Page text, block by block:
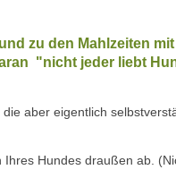
zu den Mahlzeiten
"nicht jeder liebt
aber eigentlich
Ihres Hundes draußen ab.